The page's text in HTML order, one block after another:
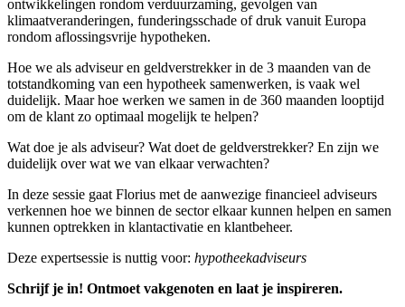
ontwikkelingen rondom verduurzaming, gevolgen van
klimaatveranderingen, funderingsschade of druk vanuit Europa
rondom aflossingsvrije hypotheken.
Hoe we als adviseur en geldverstrekker in de 3 maanden van de
totstandkoming van een hypotheek samenwerken, is vaak wel
duidelijk. Maar hoe werken we samen in de 360 maanden looptijd
om de klant zo optimaal mogelijk te helpen?
Wat doe je als adviseur? Wat doet de geldverstrekker? En zijn we
duidelijk over wat we van elkaar verwachten?
In deze sessie gaat Florius met de aanwezige financieel adviseurs
verkennen hoe we binnen de sector elkaar kunnen helpen en samen
kunnen optrekken in klantactivatie en klantbeheer.
Deze expertsessie is nuttig voor: hypotheekadviseurs
Schrijf je in! Ontmoet vakgenoten en laat je inspireren.